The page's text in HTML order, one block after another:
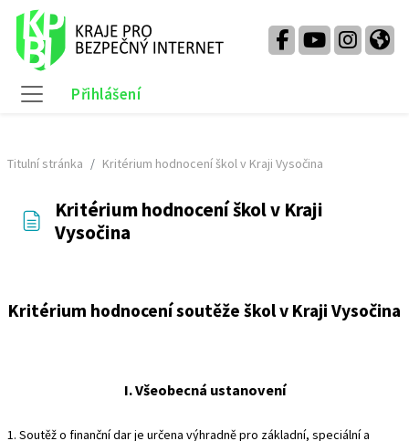
Přejít k hlavnímu obsahu
Přihlášení
Titulní stránka Kritérium hodnocení škol v Kraji Vysočina
Kritérium hodnocení škol v Kraji
Vysočina
Kritérium hodnocení soutěže škol v Kraji Vysočina
I. Všeobecná ustanovení
1. Soutěž o finanční dar je určena výhradně pro základní, speciální a